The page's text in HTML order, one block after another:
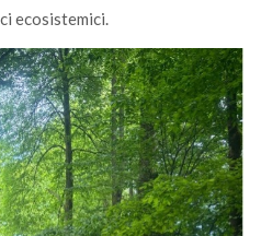
2024)
2022)
ecosistemici.